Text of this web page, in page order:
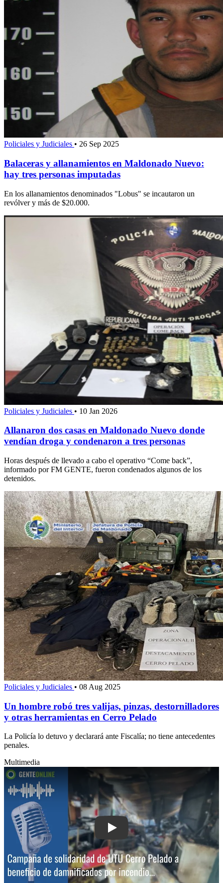
Policiales y Judiciales • 26 Sep 2025
Balaceras y allanamientos en Maldonado Nuevo:
hay tres personas imputadas
En los allanamientos denominados "Lobus" se incautaron un
revólver y más de $20.000.
Policiales y Judiciales • 10 Jan 2026
Allanaron dos casas en Maldonado Nuevo donde
vendían droga y condenaron a tres personas
Horas después de llevado a cabo el operativo “Come back”,
informado por FM GENTE, fueron condenados algunos de los
detenidos.
Policiales y Judiciales • 08 Aug 2025
Un hombre robó tres valijas, pinzas, destornilladores
y otras herramientas en Cerro Pelado
La Policía lo detuvo y declarará ante Fiscalía; no tiene antecedentes
penales.
Multimedia
Play: Campaña de solidaridad de